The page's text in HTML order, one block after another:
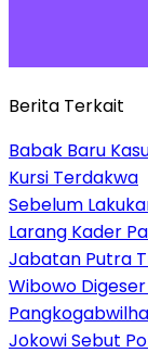
Berita Terkait
Babak Baru
Kursi Terdakwa
Sebelum
Larang Kader
Jabatan Putra
Wibowo
Jokowi Sebut